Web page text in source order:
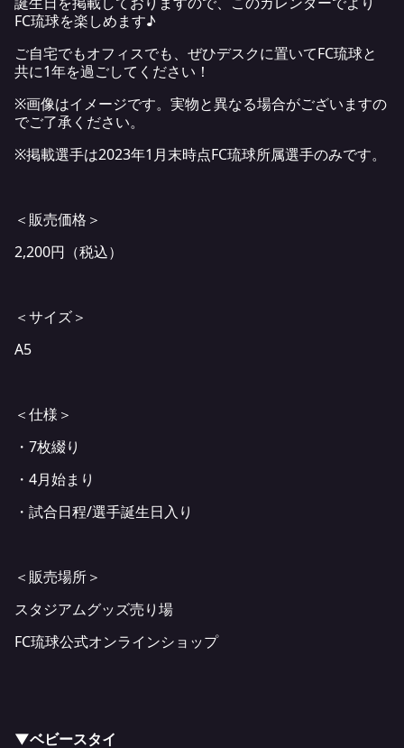
FC琉球を楽しめます♪
ご自宅でもオフィスでも、ぜひデスクに置いてFC琉球と
共に1年を過ごしてください！
※画像はイメージです。実物と異なる場合がございますの
でご了承ください。
※掲載選手は2023年1月末時点FC琉球所属選手のみです。
＜販売価格＞
2,200円（税込）
＜サイズ＞
A5
＜仕様＞
・7枚綴り
・4月始まり
・試合日程/選手誕生日入り
＜販売場所＞
スタジアムグッズ売り場
FC琉球公式オンラインショップ
▼ベビースタイ